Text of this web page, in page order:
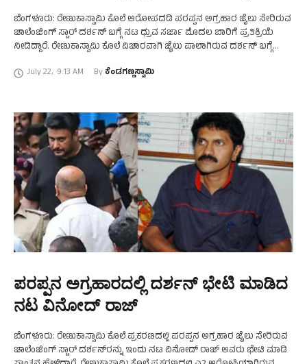
ಬೆಂಗಳೂರು: ರೇಣುಕಾಸ್ವಾಮಿ ಕೊಲೆ ಆರೋಪದಡಿ ಪರಪ್ಪನ ಅಗ್ರಹಾರ ಜೈಲು ಸೇರಿರುವ
ಚಾಲೆಂಜಿಂಗ್‌ ಸ್ಟಾರ್‌ ದರ್ಶನ್‌ ಬಗ್ಗೆ ನಟ ಧ್ರುವ ಸರ್ಜಾ ಮೊದಲ ಬಾರಿಗೆ ಪ್ರತಿಕ್ರಿಯೆ
ನೀಡಿದ್ದಾರೆ. ರೇಣುಕಾಸ್ವಾಮಿ ಕೊಲೆ ವಿಚಾರವಾಗಿ ಜೈಲು ಪಾಲಾಗಿರುವ ದರ್ಶನ್‌ ಬಗ್ಗೆ
July 22, 9:13 AM By ಕೆಂಡಗಣ್ಣಸ್ವಾಮಿ
ಪರಪ್ಪನ ಅಗ್ರಹಾರದಲ್ಲಿ ದರ್ಶನ್‌ ಭೇಟಿ ಮಾಡಿದ
ನಟ ವಿನೋದ್‌ ರಾಜ್‌
ಬೆಂಗಳೂರು: ರೇಣುಕಾಸ್ವಾಮಿ ಕೊಲೆ ಪ್ರಕರಣದಲ್ಲಿ ಪರಪ್ಪನ ಅಗ್ರಹಾರ ಜೈಲು ಸೇರಿರುವ
ಚಾಲೆಂಜಿಂಗ್‌ ಸ್ಟಾರ್‌ ದರ್ಶನ್‌ರನ್ನು ಇಂದು ನಟ ವಿನೋದ್‌ ರಾಜ್‌ ಅವರು ಭೇಟಿ ಮಾಡಿ